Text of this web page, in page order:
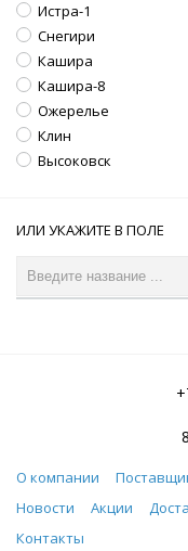
Истра-1
Снегири
Кашира
Кашира-8
Ожерелье
Клин
Высоковск
ИЛИ УКАЖИТЕ В ПОЛЕ
О компании
Новости
Акции
Контакты